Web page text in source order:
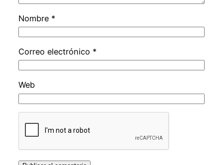
Nombre *
Correo electrónico *
Web